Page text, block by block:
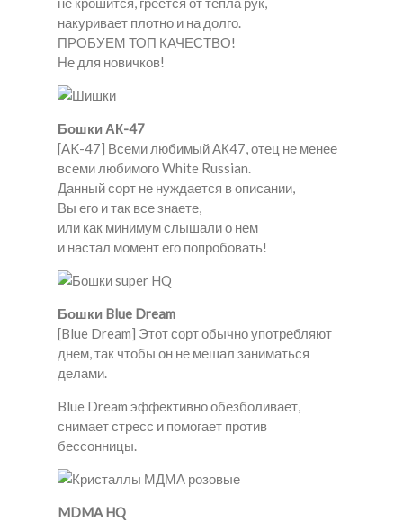
накуривает плотно и на долго.
ПРОБУЕМ ТОП КАЧЕСТВО!
Не для новичков!
Бошки АК-47
[AK-47] Всеми любимый АК47, отец не менее
всеми любимого White Russian.
Данный сорт не нуждается в описании,
Вы его и так все знаете,
или как минимум слышали о нем
и настал момент его попробовать!
Бошки Blue Dream
[Blue Dream] Этот сорт обычно употребляют
днем, так чтобы он не мешал заниматься
делами.
Blue Dream эффективно обезболивает,
снимает стресс и помогает против
бессонницы.
MDMA HQ